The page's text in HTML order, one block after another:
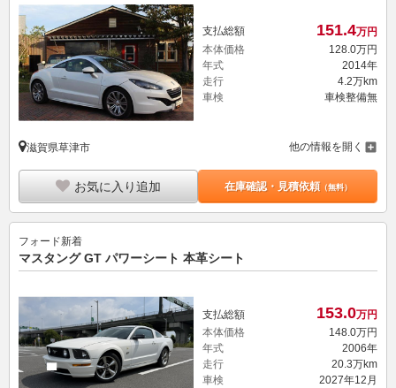
支払総額 151.4万円
本体価格
128. 0万円
年式
2014年
走行
4.2万km
車検
車検整備無
滋賀県草津市 他の情報を開く
お気に入り追加 在庫確認・見積依頼（無料）
フォード新着
マスタング GT パワーシート 本革シート
支払総額 153.0万円
本体価格
148.0万円
年式
2006年
走行
20.3万km
車検
2027年12月